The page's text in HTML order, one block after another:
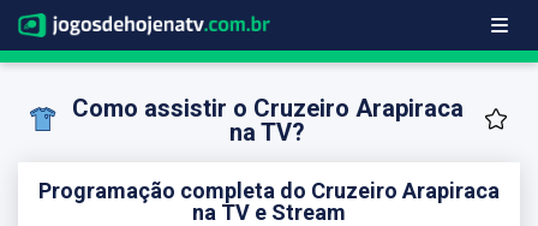
Como assistir o Cruzeiro Arapiraca
na TV?
Programação completa do Cruzeiro Arapiraca
na TV e Stream